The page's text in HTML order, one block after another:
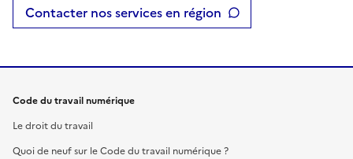
Contacter nos services en région
Code du travail numérique
Le droit du travail
Quoi de neuf sur le Code du travail numérique ?